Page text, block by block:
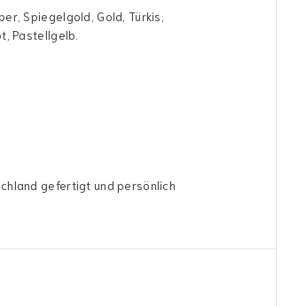
Spiegelgold, Gold, Türkis,
Pastellgelb.
gefertigt und persönlich